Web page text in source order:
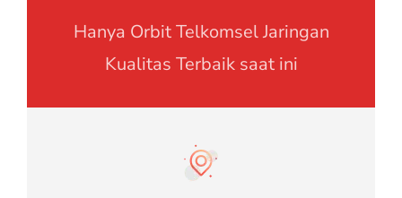
Hanya Orbit Telkomsel Jaringan
Kualitas Terbaik saat ini